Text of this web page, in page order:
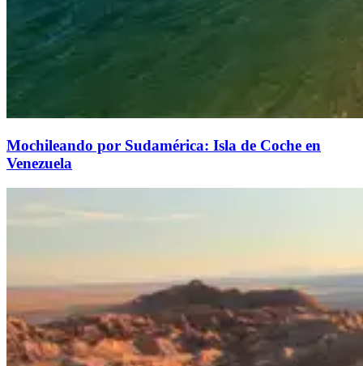
Mochileando por Sudamérica: Isla de Coche en
Venezuela